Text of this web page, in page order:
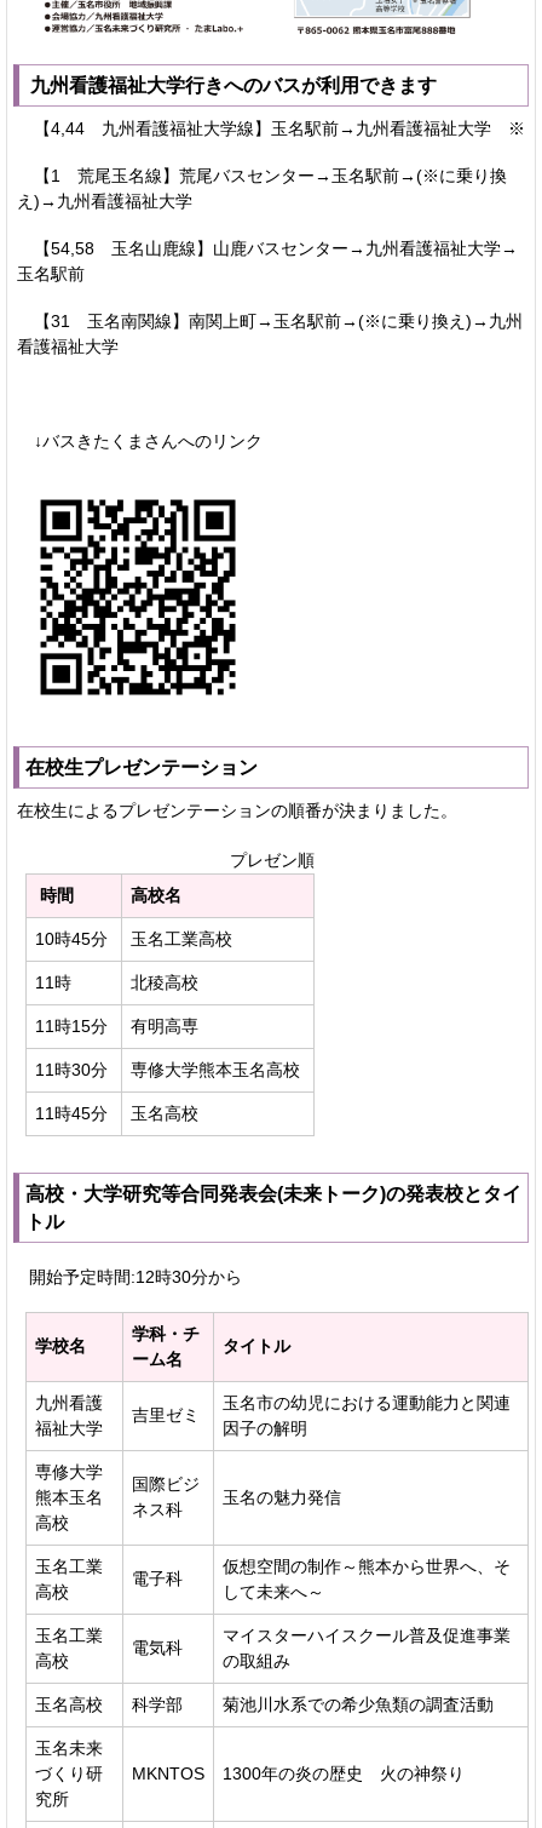
九州看護福祉大学行きへのバスが利用できます
【4,44 九州看護福祉大学線】玉名駅前→九州看護福祉大学 ※
【1 荒尾玉名線】荒尾バスセンター→玉名駅前→(※に乗り換
え)→九州看護福祉大学
【54,58 玉名山鹿線】山鹿バスセンター→九州看護福祉大学→
玉名駅前
【31 玉名南関線】南関上町→玉名駅前→(※に乗り換え)→九州
看護福祉大学
↓バスきたくまさんへのリンク
在校生プレゼンテーション
在校生によるプレゼンテーションの順番が決まりました。
プレゼン順
時間
高校名
10時45分 玉名工業高校
11時 北稜高校
11時15分 有明高専
11時30分 専修大学熊本玉名高校
11時45分 玉名高校
高校・大学研究等合同発表会(未来トーク)の発表校とタイ
トル
開始予定時間:12時30分から
学校名
学科・チ
ーム名
タイトル
九州看護
福祉大学
吉里ゼミ
玉名市の幼児における運動能力と関連
因子の解明
専修大学
熊本玉名
高校
国際ビジ
ネス科
玉名の魅力発信
玉名工業
高校
電子科
仮想空間の制作～熊本から世界へ、そ
して未来へ～
玉名工業
高校
電気科
マイスターハイスクール普及促進事業
の取組み
玉名高校 科学部 菊池川水系での希少魚類の調査活動
玉名未来
づくり研
究所
MKNTOS 1300年の炎の歴史 火の神祭り